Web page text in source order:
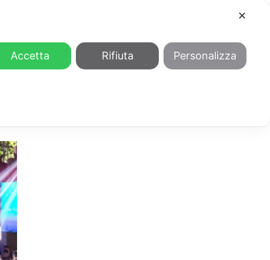
✕
Accetta Rifiuta Personalizza